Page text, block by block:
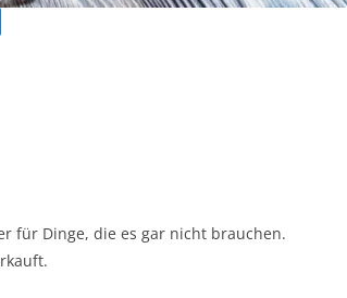
für Dinge, die es gar nicht brauchen.